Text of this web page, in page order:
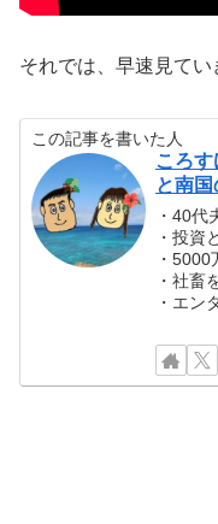
それでは、早速見てい
この記事を書いた人
ころ
と南国
・40代
・投資
・
・社畜
・エン